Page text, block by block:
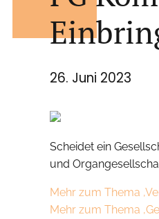
26. Juni 2023
Scheidet ein
und
Mehr zum Thema
Mehr zum Thema